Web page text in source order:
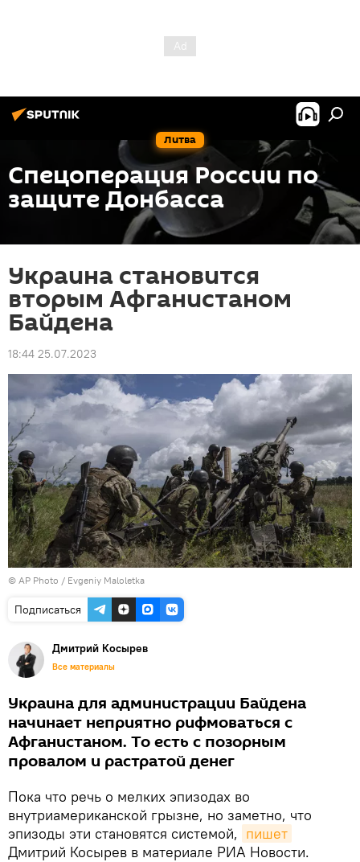
Литва
Спецоперация России по
защите Донбасса
Украина становится
вторым Афганистаном
Байдена
18:44 25.07.2023
© AP Photo / Evgeniy Maloletka
Подписаться
Дмитрий Косырев
Все материалы
Украина для администрации Байдена
начинает неприятно рифмоваться с
Афганистаном. То есть с позорным
провалом и растратой денег
Пока что речь о мелких эпизодах во
внутриамериканской грызне, но заметно, что
эпизоды эти становятся системой, пишет
Дмитрий Косырев в материале РИА Новости.